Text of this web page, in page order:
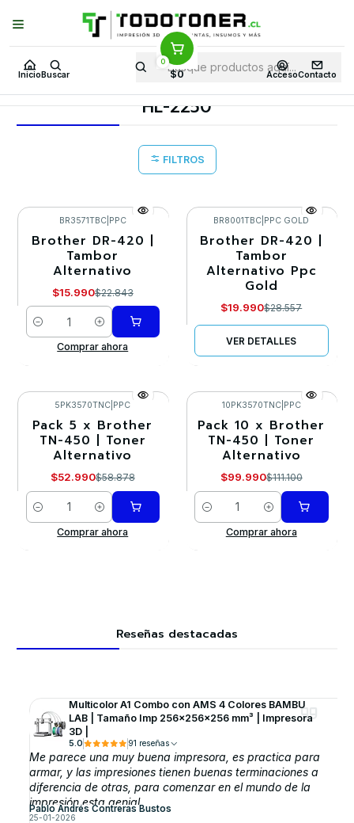
Inicio Buscar
0
$0 AccesoContacto
Puedes Elegir: Comprar enTienda· Despachoa Todo Chile · Retiro en
Tienda en24 Horas
Inicio Toner y tambor Tambor Alternativo BROTHER
Equipos BROTHER
HL-2250
FILTROS
-30%
BR3571TBC| PPC
Brother DR-420 |
Tambor
Alternativo
$15.990$22.843
Cantidad
Comprar ahora
-30%
Agotado
BR8001TBC PPC GOLD
Brother DR-420 |
Tambor
Alternativo Ppc
Gold
$19.990$28.557
VER DETALLES
-10%
5PK3570TNC PPC
Pack 5 x Brother
TN-450 | Toner
Alternativo
$52.990$58.878
Cantidad
Comprar ahora
-10%
10PK3570TNC| PPC
Pack 10 x Brother
TN-450 | Toner
Alternativo
$99.990$111.100
Cantidad
Comprar ahora
Reseñas destacadas
Multicolor A1 Combo con AMS 4 Colores BAMBU
LAB | Tamaño Imp 256×256×256 mm³ | Impresora
3D |
5.0 91 reseñas
Me parece una muy buena impresora, es practica para
armar, y las impresiones tienen buenas terminaciones a
diferencia de otras, para comenzar en el mundo de la
impresión esta genial.
Pablo Andrés Contreras Bustos
25-01-2026